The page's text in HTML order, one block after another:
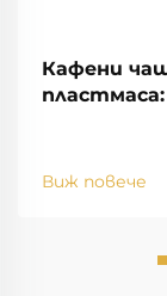
Кафени
пластмаса:
Виж повече